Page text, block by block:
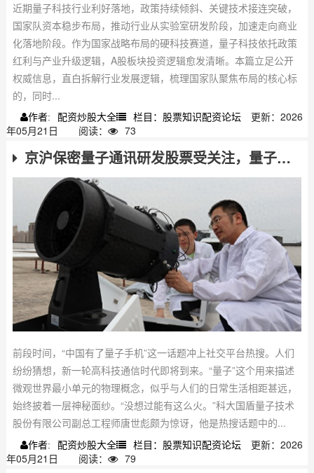
近期量子科技行业利好落地，政策持续倾斜、关键技术接连突破，
国家队资本稳步布局，推动行业从实验室研发阶段，加速走向商业
化落地阶段。作为国家战略布局的硬科技赛道，量子科技依托政策
红利与产业升级逻辑，A股板块投资逻辑愈发清晰。本篇立足公开
权威信息，直白拆解行业发展逻辑，梳理国家队聚焦布局的核心标
的，同时...
作者: 配资炒股大全 栏目：股票知识配资论坛
更新：2026
年05月21日
阅读： 73
京沪保密量子通讯研发股票受关注，量子手机引发热议
前段时间，“中国有了量子手机”这一话题冲上社交平台热搜。人们
纷纷猜想，新一轮高科技通信时代即将到来。“量子”这个用来描述
微观世界最小单元的物理概念，似乎与人们的日常生活相距甚远，
始终披着一层神秘面纱。“没想过能有这么火。”科大国盾量子技术
股份有限公司副总工程师唐世彪颇为惊讶，他是热搜话题中的...
作者: 配资炒股大全 栏目：股票知识配资论坛
更新：2026
年05月21日
阅读： 79